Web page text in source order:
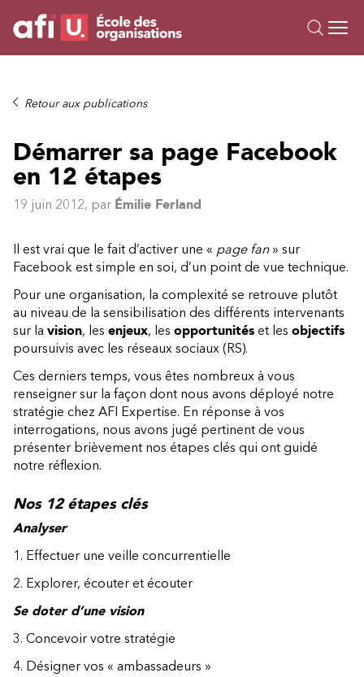
Formations
Sur mesure
À propos
Ressources
Retour aux publications
Démarrer sa page Facebook
en 12 étapes
19 juin 2012, par Émilie Ferland
Il est vrai que le fait d’activer une « page fan» sur
Facebook est simple en soi, d’un point de vue technique.
Pour une organisation, la complexité se retrouve plutôt
au niveau de la sensibilisation des différents intervenants
sur la vision, les enjeux, les opportunités et les objectifs
poursuivis avec les réseaux sociaux (RS).
Ces derniers temps, vous êtes nombreux à vous
renseigner sur la façon dont nous avons déployé notre
stratégie chez AFI Expertise. En réponse à vos
interrogations, nous avons jugé pertinent de vous
présenter brièvement nos étapes clés qui ont guidé
notre réflexion.
Nos 12 étapes clés
Analyser
1. Effectuer une veille concurrentielle
2. Explorer, écouter et écouter
Se doter d’une vision
3. Concevoir votre stratégie
4. Désigner vos « ambassadeurs »